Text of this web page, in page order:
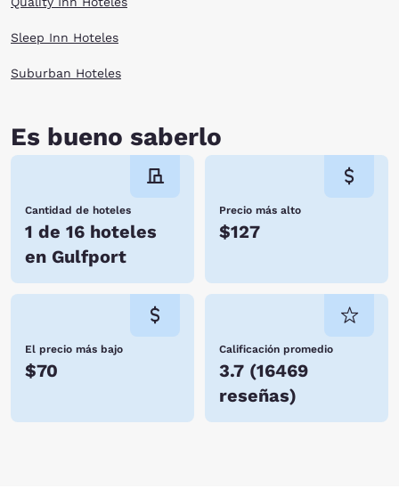
Sleep Inn Hoteles
Suburban Hoteles
Es bueno saberlo
Cantidad de hoteles
1 de 16 hoteles
en Gulfport
Precio más alto
$127
El precio más bajo
$70
Calificación promedio
3.7 (16469
reseñas)